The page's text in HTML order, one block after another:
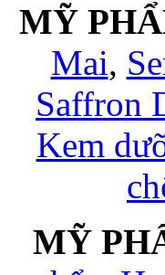
MỸ
Mai,
Saffron
Kem
MỸ